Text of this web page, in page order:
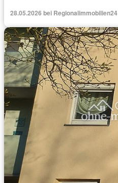
28.05.2026 bei Regionalimmobilien24